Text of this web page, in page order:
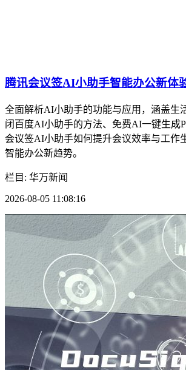
腾讯会议签AI小助手智能办公新体
全面解析AI小助手的功能与应用，涵盖生
闭百度AI小助手的方法、免费AI一键生成
会议签AI小助手如何提升会议效率与工作
智能办公新趋势。
栏目: 华万新闻
2026-08-05 11:08:16